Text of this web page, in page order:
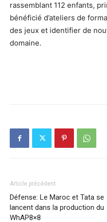
rassemblant 112 enfants,
bénéficié d’ateliers de
des jeux et identifier de
domaine.
Article précédent
Défense: Le Maroc et Tata se
lancent dans la production du
WhAP8×8